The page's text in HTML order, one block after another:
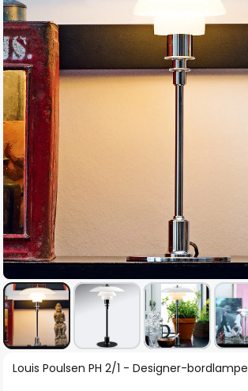
bildegalleri
Gå
Louis Poulsen PH 2/1 - Designer-bordlampe